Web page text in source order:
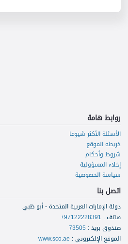
روابط هامة
الأسئلة الأكثر شيوعا
خريطة الموقع
شروط وأحكام
إخلاء المسؤولية
سياسة الخصوصية
اتصل بنا
دولة الإمارات العربية المتحدة - أبو ظبي
هاتف:
+97122228391
صندوق بريد:
73505
الموقع الإلكتروني:
www.sco.ae